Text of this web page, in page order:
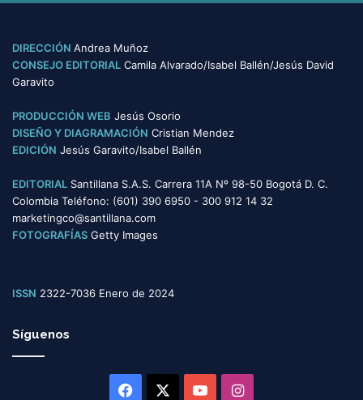
e
o
r
s
DIRECCIÓN Andrea Muñoz
CONSEJO EDITORIAL Camila Alvarado/Isabel Ballén/Jesús David
Garavito
PRODUCCIÓN WEB Jesús Osorio
DISEÑO Y DIAGRAMACIÓN Cristian Mendez
EDICIÓN Jesús Garavito/Isabel Ballén
EDITORIAL Santillana S.A.S. Carrera 11A Nº 98-50 Bogotá D. C.
Colombia Teléfono: (601) 390 6950 - 300 912 14 32
marketingco@santillana.com
FOTOGRAFÍAS Getty Images
ISSN 2322-7036 Enero de 2024
Síguenos
Facebook YouTubeInstagram